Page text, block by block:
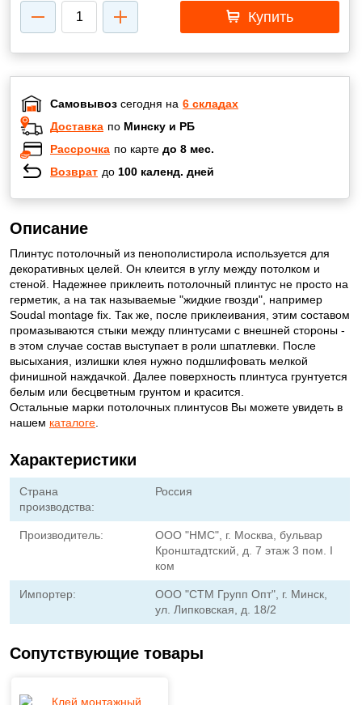
Купить
Самовывоз сегодня на 6 складах
Доставка по Минску и РБ
Рассрочка по карте до 8 мес.
Возврат до 100 календ. дней
Описание
Плинтус потолочный из пенополистирола используется для
декоративных целей. Он клеится в углу между потолком и
стеной. Надежнее приклеить потолочный плинтус не просто на
герметик, а на так называемые "жидкие гвозди", например
Soudal montage fix. Так же, после приклеивания, этим составом
промазываются стыки между плинтусами с внешней стороны -
в этом случае состав выступает в роли шпатлевки. После
высыхания, излишки клея нужно подшлифовать мелкой
финишной наждачкой. Далее поверхность плинтуса грунтуется
белым или бесцветным грунтом и красится.
Остальные марки потолочных плинтусов Вы можете увидеть в
нашем каталоге
Характеристики
Страна
производства:
Россия
Производитель:
ООО "НМС", г. Москва, бульвар
Кронштадтский, д. 7 этаж 3 пом. I
ком
Импортер:
ООО "СТМ Групп Опт", г. Минск,
ул. Липковская, д. 18/2
Сопутствующие товары